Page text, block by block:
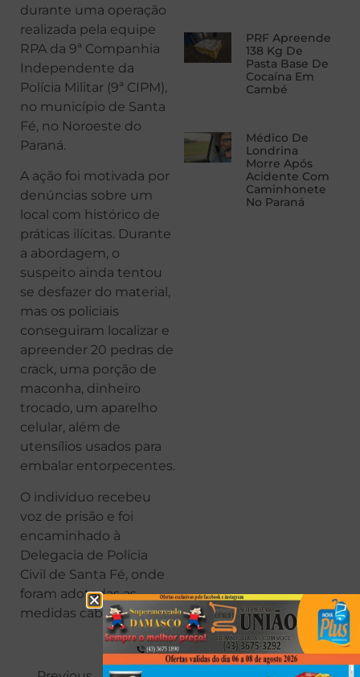
durante uma operação
realizada pela equipe
RPA da 9ª Companhia
Independente da
Polícia Militar (9ª CIPM),
no município de Santa
Fé, no Noroeste do
Paraná.
A ação foi motivada por
denúncias sobre um
local com histórico de
práticas ilícitas. Durante
a abordagem, o
suspeito ainda tentou
se desfazer do material,
mas os policiais
conseguiram localizar e
apreender 20 pedras de
crack, uma porção de
maconha, dinheiro
trocado, um aparelho
celular, além de
utensílios usados para
embalar entorpecentes.
O indivíduo recebeu
voz de prisão e foi
encaminhado à
Delegacia de Polícia
Civil de Santa Fé, onde
foram adotadas as
medidas cabíveis.
PRF Apreende
138 Kg De
Pasta Base De
Cocaína Em
Cambé
Médico De
Londrina
Morre Após
Acidente Com
Caminhonete
No Paraná